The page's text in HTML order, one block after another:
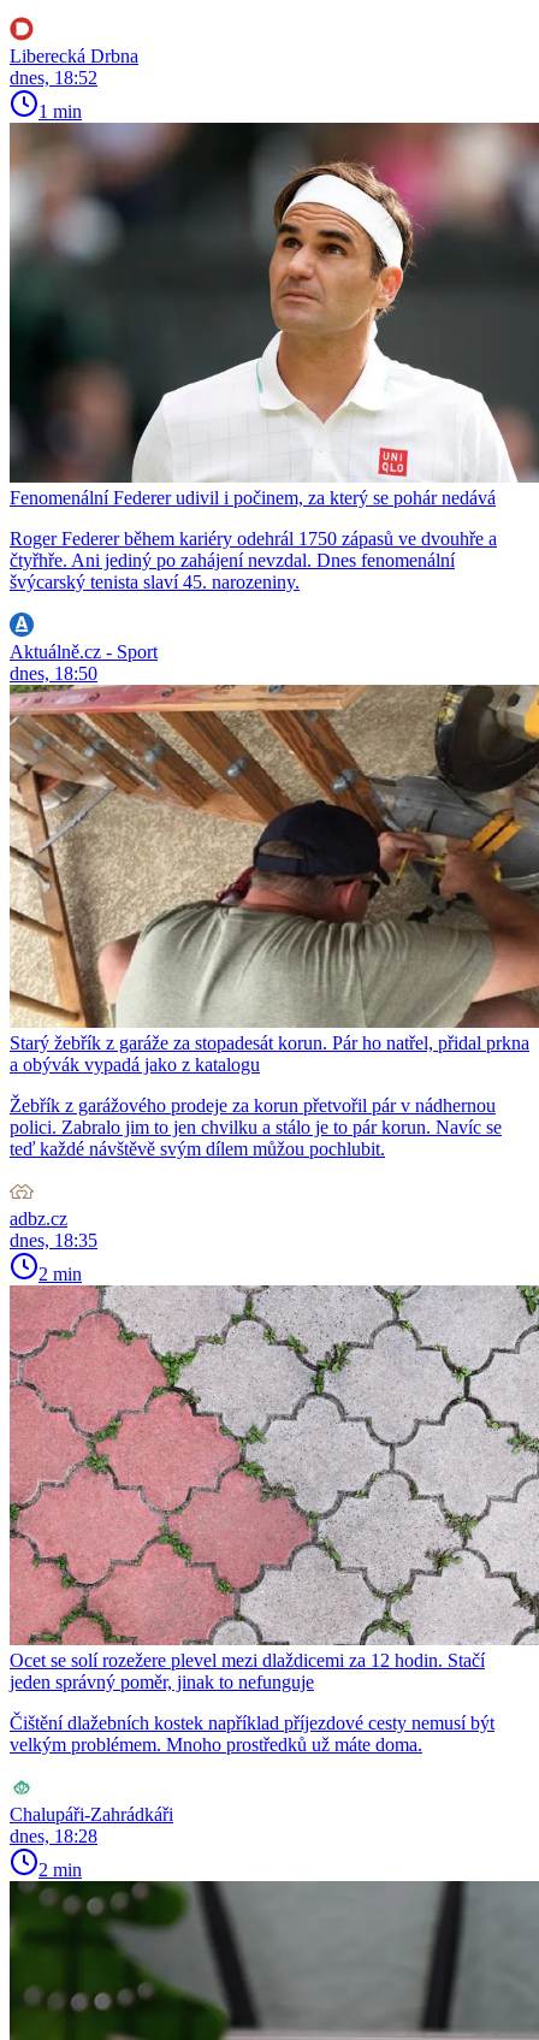
Liberecká Drbna
dnes, 18:52
1 min
Fenomenální Federer udivil i počinem, za který se pohár nedává
Roger Federer během kariéry odehrál 1750 zápasů ve dvouhře a
čtyřhře. Ani jediný po zahájení nevzdal. Dnes fenomenální
švýcarský tenista slaví 45. narozeniny.
Aktuálně.cz - Sport
dnes, 18:50
Starý žebřík z garáže za stopadesát korun. Pár ho natřel, přidal prkna
a obývák vypadá jako z katalogu
Žebřík z garážového prodeje za korun přetvořil pár v nádhernou
polici. Zabralo jim to jen chvilku a stálo je to pár korun. Navíc se
teď každé návštěvě svým dílem můžou pochlubit.
adbz.cz
dnes, 18:35
2 min
Ocet se solí rozežere plevel mezi dlaždicemi za 12 hodin. Stačí
jeden správný poměr, jinak to nefunguje
Čištění dlažebních kostek například příjezdové cesty nemusí být
velkým problémem. Mnoho prostředků už máte doma.
Chalupáři-Zahrádkáři
dnes, 18:28
2 min